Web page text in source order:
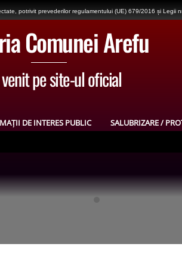
potrivit prevederilor regulamentului (UE) 679/2016 și Legii
Comunei Arefu
pe site-ul oficial
DE INTERES PUBLIC SALUBRIZARE /